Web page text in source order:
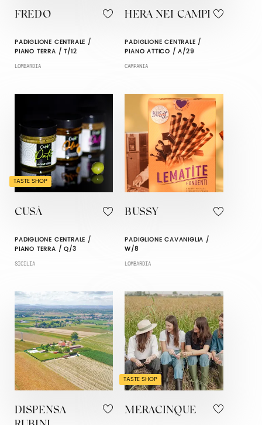
FREDO
PADIGLIONE CENTRALE /
PIANO TERRA / T/12
LOMBARDIA
HERA NEI CAMPI
PADIGLIONE CENTRALE /
PIANO ATTICO / A/29
CAMPANIA
TASTE SHOP
CUSÀ
PADIGLIONE CENTRALE /
PIANO TERRA / Q/3
SICILIA
BUSSY
PADIGLIONE CAVANIGLIA /
W/8
LOMBARDIA
DISPENSA
TASTE SHOP
MERACINQUE